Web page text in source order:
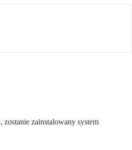
zainstalowany system